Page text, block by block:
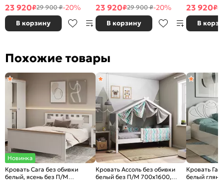
изголовье мягкое
23 920₽29 900 ₽-20%
В корзину
изголовье мягкое
23 920₽29 900 ₽-20%
В корзину
изголовье
23 920₽
В
Похожие товары
Новинка
Кровать Сага без обивки
белый, ясень без П/М
Кровать Ассоль без обивки
белый без П/М 700x1600,
Кровать
белый